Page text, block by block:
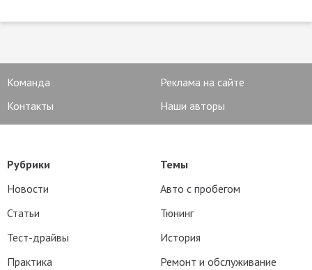
Команда
Реклама на сайте
Контакты
Наши авторы
Рубрики
Новости
Статьи
Тест-драйвы
Практика
Темы
Авто с пробегом
Тюнинг
История
Ремонт и обслуживание